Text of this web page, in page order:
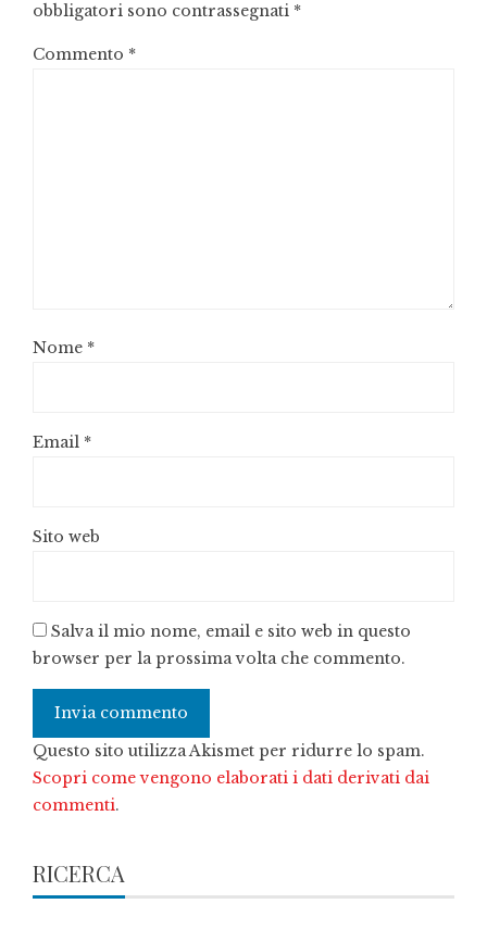
obbligatori sono contrassegnati *
Commento *
Nome *
Email *
Sito web
Salva il mio nome, email e sito web in questo
browser per la prossima volta che commento.
Questo sito utilizza Akismet per ridurre lo spam.
Scopri come vengono elaborati i dati derivati dai
commenti.
RICERCA